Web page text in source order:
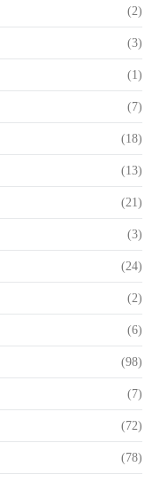
(2)
(3)
(1)
(7)
(18)
(13)
(21)
(3)
(24)
(2)
(6)
(98)
(7)
(72)
(78)